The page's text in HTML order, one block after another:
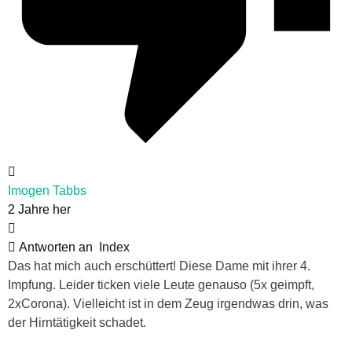
Imogen Tabbs
2 Jahre her
Antworten an
Index
Das hat mich auch erschüttert! Diese Dame mit ihrer 4.
Impfung. Leider ticken viele Leute genauso (5x geimpft,
2xCorona). Vielleicht ist in dem Zeug irgendwas drin, was
der Hirntätigkeit schadet.